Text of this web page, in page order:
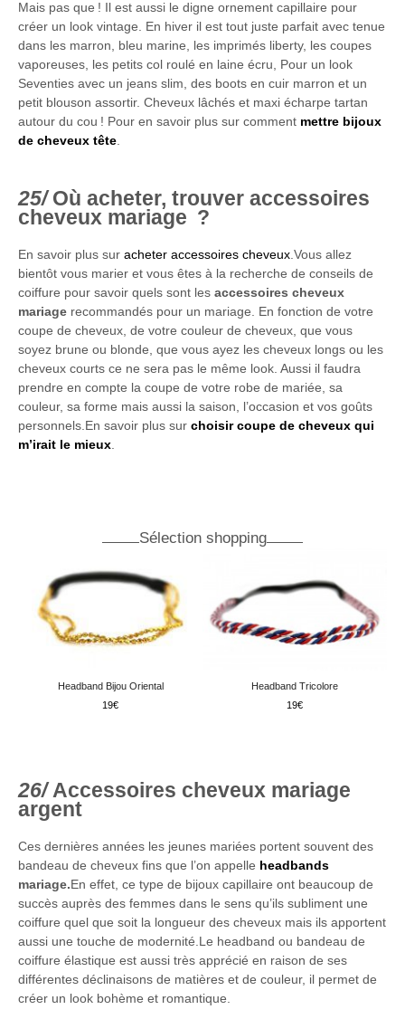
Mais pas que ! Il est aussi le digne ornement capillaire pour
créer un look vintage. En hiver il est tout juste parfait avec tenue
dans les marron, bleu marine, les imprimés liberty, les coupes
vaporeuses, les petits col roulé en laine écru, Pour un look
Seventies avec un jeans slim, des boots en cuir marron et un
petit blouson assortir. Cheveux lâchés et maxi écharpe tartan
autour du cou ! Pour en savoir plus sur comment mettre bijoux
de cheveux tête.
Où acheter, trouver accessoires
cheveux mariage ?
En savoir plus sur acheter accessoires cheveux .Vous allez
bientôt vous marier et vous êtes à la recherche de conseils de
coiffure pour savoir quels sont les accessoires cheveux
mariage recommandés pour un mariage. En fonction de votre
coupe de cheveux, de votre couleur de cheveux, que vous
soyez brune ou blonde, que vous ayez les cheveux longs ou les
cheveux courts ce ne sera pas le même look. Aussi il faudra
prendre en compte la coupe de votre robe de mariée, sa
couleur, sa forme mais aussi la saison, l’occasion et vos goûts
personnels.En savoir plus sur choisir coupe de cheveux qui
m’irait le mieux
Sélection shopping
Headband Bijou Oriental
19
Headband Tricolore
19
Accessoires cheveux mariage
argent
Ces dernières années les jeunes mariées portent souvent des
bandeau de cheveux fins que l’on appelle headbands
mariage.En effet, ce type de bijoux capillaire ont beaucoup de
succès auprès des femmes dans le sens qu’ils subliment une
coiffure quel que soit la longueur des cheveux mais ils apportent
aussi une touche de modernité.Le headband ou bandeau de
coiffure élastique est aussi très apprécié en raison de ses
différentes déclinaisons de matières et de couleur, il permet de
créer un look bohème et romantique.